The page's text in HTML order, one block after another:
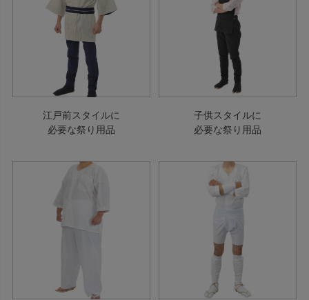
江戸前スタイルに
必要な祭り用品
子供スタイルに
必要な祭り用品